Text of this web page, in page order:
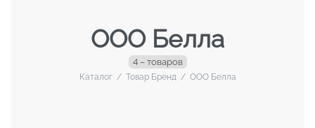
ООО Белла
4 – товаров
Каталог / Товар Бренд / ООО Белла